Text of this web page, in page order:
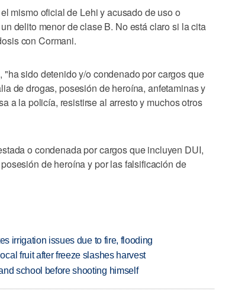
mismo oficial de Lehi y acusado de uso o
delito menor de clase B. No está claro si la cita
con Cormani.
sido detenido y/o condenado por cargos que
de drogas, posesión de heroína, anfetaminas y
a la policía, resistirse al arresto y muchos otros
o condenada por cargos que incluyen DUI,
de heroína y por las falsificación de
irrigation issues due to fire, flooding
fruit after freeze slashes harvest
school before shooting himself